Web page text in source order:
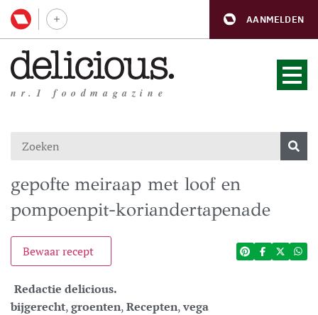
AANMELDEN
nr.1 foodmagazine
gepofte meiraap met loof en
pompoenpit-koriandertapenade
Bewaar recept
Redactie delicious.
bijgerecht,groenten,Recepten,vega